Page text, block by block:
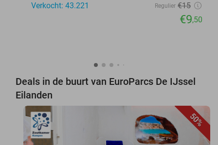
Verkocht: 43.221
Regulier €15
€9,50
Deals in de buurt van EuroParcs De IJssel
Eilanden
50%